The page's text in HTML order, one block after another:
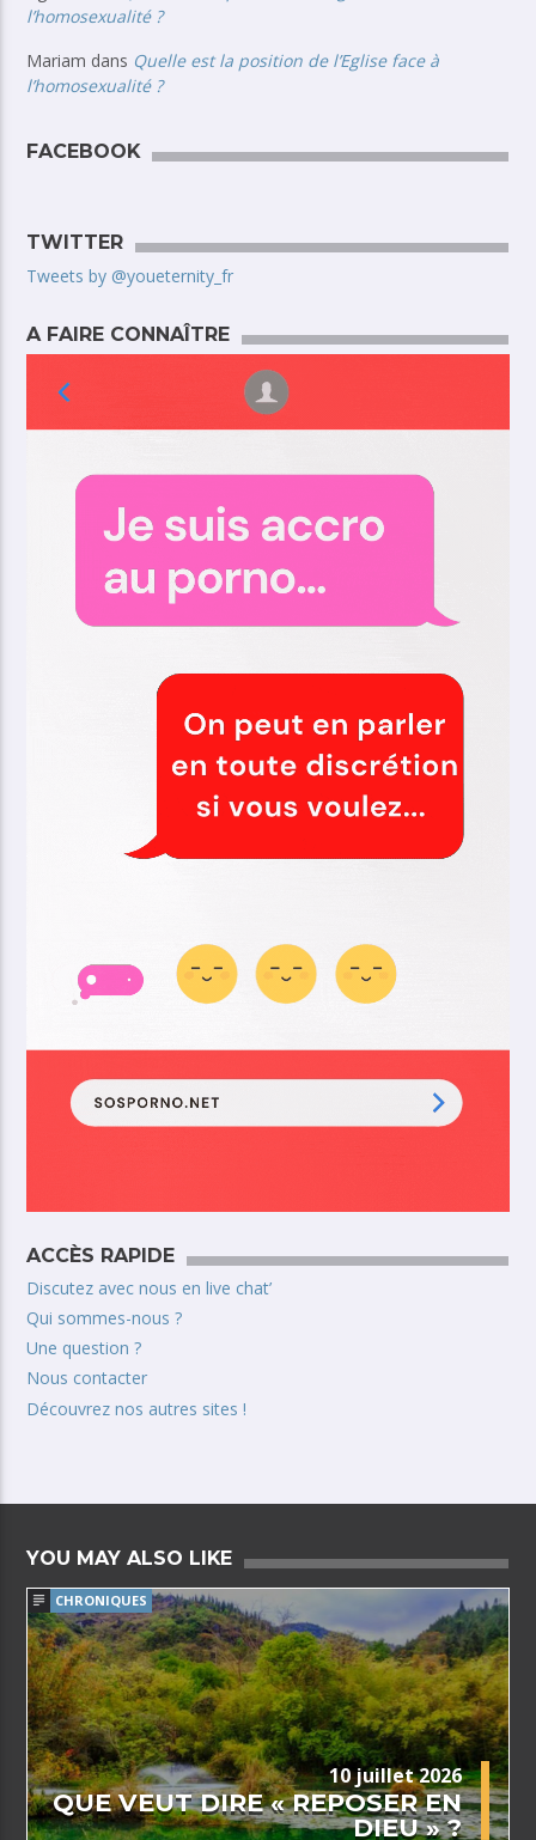
l’homosexualité ?
Mariam dans Quelle est la position de l’Eglise face à
l’homosexualité ?
FACEBOOK
TWITTER
Tweets by @youeternity_fr
A FAIRE CONNAÎTRE
ACCÈS RAPIDE
Discutez avec nous en live chat’
Qui sommes-nous ?
Une question ?
Nous contacter
Découvrez nos autres sites !
YOU MAY ALSO LIKE
CHRONIQUES
10 juillet 2026
QUE VEUT DIRE « REPOSER EN
DIEU » ?